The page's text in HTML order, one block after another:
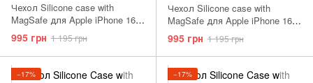
Чехол Silicone case with
MagSafe для Apple iPhone 16
Pro Max Ultramarine AAA
995 грн 1 195 грн
Чехол Silicone case with
MagSafe для Apple iPhone 16
Pro Max Aquamarine AAA
995 грн 1 195 грн
−17% −17%